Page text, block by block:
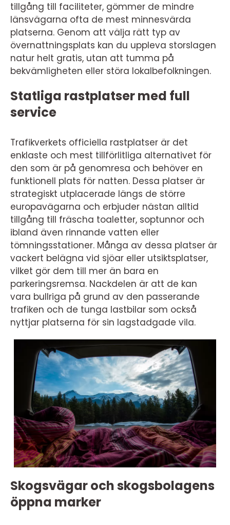
tillgång till faciliteter, gömmer de mindre
länsvägarna ofta de mest minnesvärda
platserna. Genom att välja rätt typ av
övernattningsplats kan du uppleva storslagen
natur helt gratis, utan att tumma på
bekvämligheten eller störa lokalbefolkningen.
Statliga rastplatser med full
service
Trafikverkets officiella rastplatser är det
enklaste och mest tillförlitliga alternativet för
den som är på genomresa och behöver en
funktionell plats för natten. Dessa platser är
strategiskt utplacerade längs de större
europavägarna och erbjuder nästan alltid
tillgång till fräscha toaletter, soptunnor och
ibland även rinnande vatten eller
tömningsstationer. Många av dessa platser är
vackert belägna vid sjöar eller utsiktsplatser,
vilket gör dem till mer än bara en
parkeringsremsa. Nackdelen är att de kan
vara bullriga på grund av den passerande
trafiken och de tunga lastbilar som också
nyttjar platserna för sin lagstadgade vila.
Skogsvägar och skogsbolagens
öppna marker